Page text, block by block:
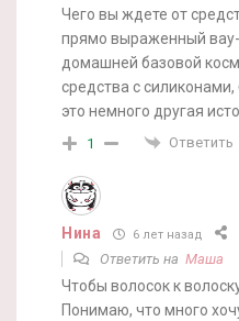
Чего вы ждете от
прямо выраженный
домашней базовой
средства с
это немного другая
1 Ответить
Нина 6 лет назад
Ответить на Маша
Чтобы волосок к
Понимаю, что много